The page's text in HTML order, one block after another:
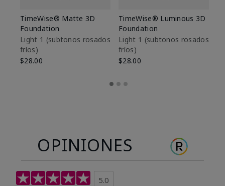
TimeWise® Matte 3D
Foundation
Light 1​ (subtonos rosados
fríos)
$28.00
TimeWise® Luminous 3D
Foundation
Light 1​ (subtonos rosados
fríos)
$28.00
OPINIONES
5.0